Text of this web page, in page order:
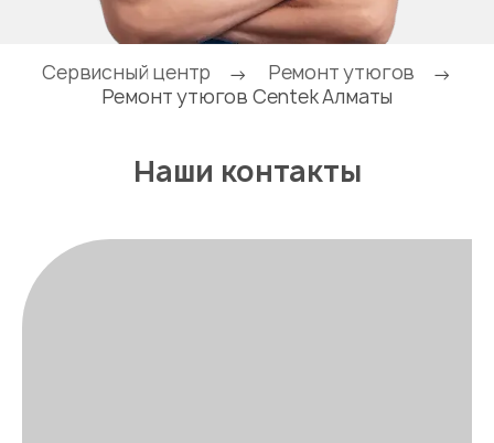
Сервисный центр → Ремонт утюгов
→
Ремонт утюгов Centek Алматы
Наши контакты